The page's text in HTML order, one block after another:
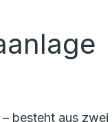
besteht aus zwei